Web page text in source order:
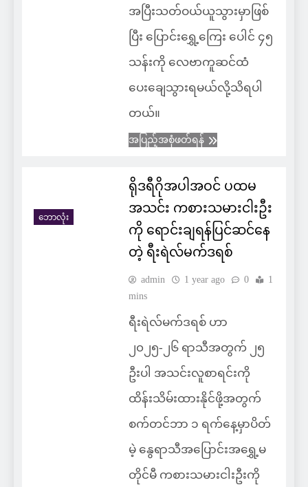
အပြီးသတ်ဝယ်ယူသွားမှာဖြစ်
ပြီး ပြောင်းရွှေ့ကြေး ပေါင် ၄၅
သန်းကို လေဗာကူဆင်ထံ
ပေးချေသွားရမယ်လို့သိရပါ
တယ်။
အပြည့်အစုံဖတ်ရန်
ဘောလုံး
ရိုဒရီဂိုအပါအဝင် ပထမ
အသင်း ကစားသမားငါးဦး
ကို ရောင်းချရန်ပြင်ဆင်နေ
တဲ့ ရီးရဲလ်မက်ဒရစ်
admin 1 year ago 0
1
mins
ရီးရဲလ်မက်ဒရစ် ဟာ
၂၀၂၅-၂၆ ရာသီအတွက် ၂၅
ဦးပါ အသင်းလူစာရင်းကို
ထိန်းသိမ်းထားနိုင်ဖို့အတွက်
စက်တင်ဘာ ၁ ရက်နေ့မှာပိတ်
မဲ့ နွေရာသီအပြောင်းအရွှေ့မ
တိုင်မီ ကစားသမားငါးဦးကို